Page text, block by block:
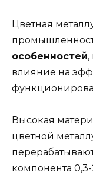
Цветная
особенностей,
влияние на
Высокая
цветной
компонента